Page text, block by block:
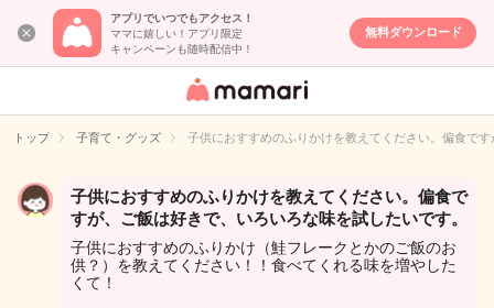
アプリでいつでもアクセス！
ママに嬉しい！アプリ限定
キャンペーンも随時配信中！
無料ダウンロード
女性専用匿名QA
イト
トップ 子育て・グッズ 子供におすすめのふりかけを教えてください。偏食で
子供におすすめのふりかけを教えてください。偏食で
すが、ご飯は好きで、いろいろな味を試したいです。
子供におすすめのふりかけ（鮭フレークとかのご飯のお
供？）を教えてください！！食べてくれる味を増やした
くて！